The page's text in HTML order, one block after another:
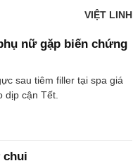
VIỆT LINH
nữ gặp biến chứng
sau tiêm filler tại spa giá
dịp cận Tết.
chui